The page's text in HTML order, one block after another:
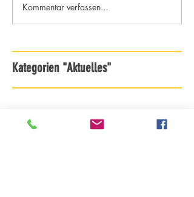
Kommentar verfassen...
Kategorien "Aktuelles"